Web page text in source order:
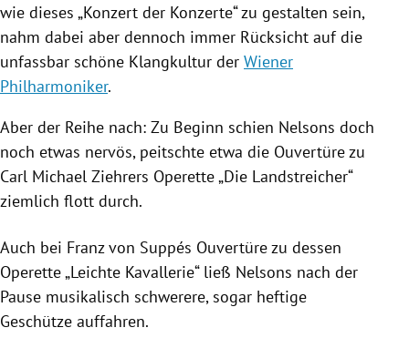
wie dieses „Konzert der Konzerte“ zu gestalten sein,
nahm dabei aber dennoch immer Rücksicht auf die
unfassbar schöne Klangkultur der Wiener
Philharmoniker.
Aber der Reihe nach: Zu Beginn schien Nelsons doch
noch etwas nervös, peitschte etwa die Ouvertüre zu
Carl Michael Ziehrers Operette „Die Landstreicher“
ziemlich flott durch.
Auch bei Franz von Suppés Ouvertüre zu dessen
Operette „Leichte Kavallerie“ ließ Nelsons nach der
Pause musikalisch schwerere, sogar heftige
Geschütze auffahren.